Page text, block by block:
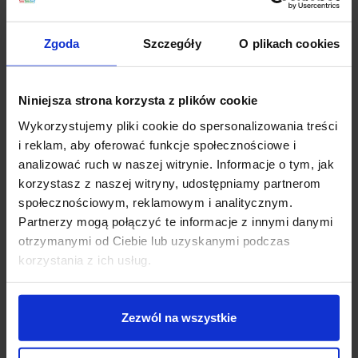
Zgoda Szczegóły O plikach cookies
Niniejsza strona korzysta z plików cookie
Wykorzystujemy pliki cookie do spersonalizowania treści
i reklam, aby oferować funkcje społecznościowe i
analizować ruch w naszej witrynie. Informacje o tym, jak
korzystasz z naszej witryny, udostępniamy partnerom
społecznościowym, reklamowym i analitycznym.
Partnerzy mogą połączyć te informacje z innymi danymi
otrzymanymi od Ciebie lub uzyskanymi podczas
korzystania z ich usług.
Zezwól na wszystkie
Lutec FIA SOLARjest idealnym rozwiązaniem dla osób
lubiących tradycyjne oświetlenie. Teraz masz
możliwość zamontowania tego modelu w miejscach
bez sieci elektrycznej i okablowania, nawet po
wykonaniu elewacji. Zintegrowany włącznik z
potrójnym trybem pracy: DIM-AUTO-ON. Żarówka
niskonapięciowa Filament LED o mocy 2W w zestawie.
Kolor czarny.
Parametry techniczne:
Producent: Lutec
wysokość (mm): 207
głębokość (mm): 164